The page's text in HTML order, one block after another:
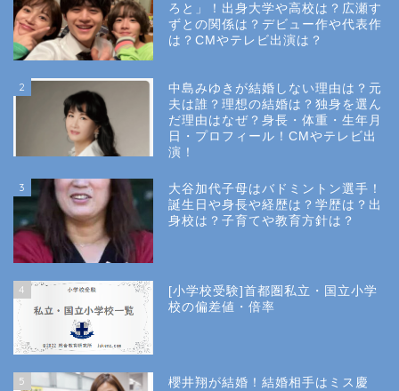
ろと」！出身大学や高校は？広瀬す
ずとの関係は？デビュー作や代表作
は？CMやテレビ出演は？
2
中島みゆきが結婚しない理由は？元
夫は誰？理想の結婚は？独身を選ん
だ理由はなぜ？身長・体重・生年月
日・プロフィール！CMやテレビ出
演！
3
大谷加代子母はバドミントン選手！
誕生日や身長や経歴は？学歴は？出
身校は？子育てや教育方針は？
4
[小学校受験]首都圏私立・国立小学
校の偏差値・倍率
5
櫻井翔が結婚！結婚相手はミス慶